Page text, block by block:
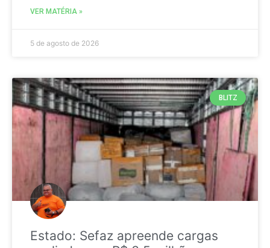
VER MATÉRIA »
5 de agosto de 2026
BLITZ
Estado: Sefaz apreende cargas